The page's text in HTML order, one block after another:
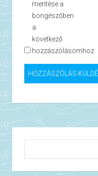
mentése a
böngészőben
a
következő
hozzászólásomhoz.